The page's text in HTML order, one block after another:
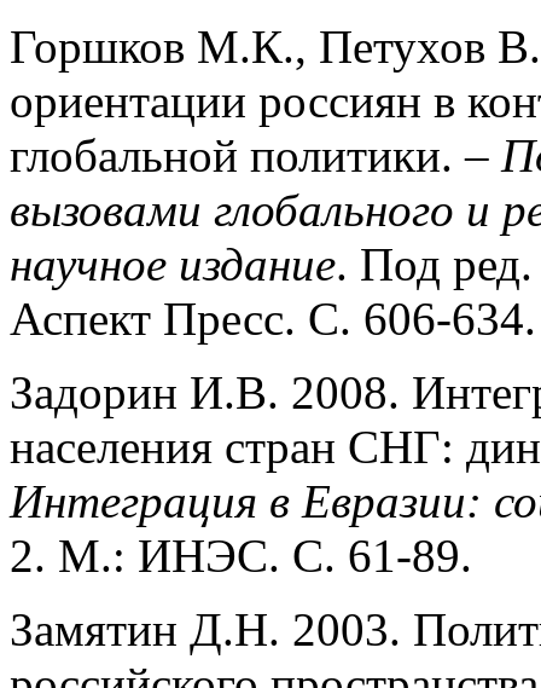
Горшков М.К., Петухов
ориентации россиян в
глобальной политики. –
вызовами глобального и
научное издание. Под
Аспект Пресс. С. 606-634.
Задорин И.В. 2008.
населения стран СНГ:
Интеграция в Евразии:
2. М.: ИНЭС. С. 61-89.
Замятин Д.Н. 2003.